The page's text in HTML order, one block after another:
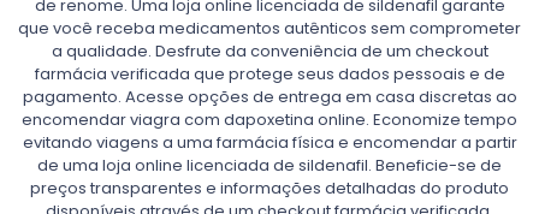
de renome. Uma loja online licenciada de sildenafil garante
que você receba medicamentos autênticos sem comprometer
a qualidade. Desfrute da conveniência de um checkout
farmácia verificada que protege seus dados pessoais e de
pagamento. Acesse opções de entrega em casa discretas ao
encomendar viagra com dapoxetina online. Economize tempo
evitando viagens a uma farmácia física e encomendar a partir
de uma loja online licenciada de sildenafil. Beneficie-se de
preços transparentes e informações detalhadas do produto